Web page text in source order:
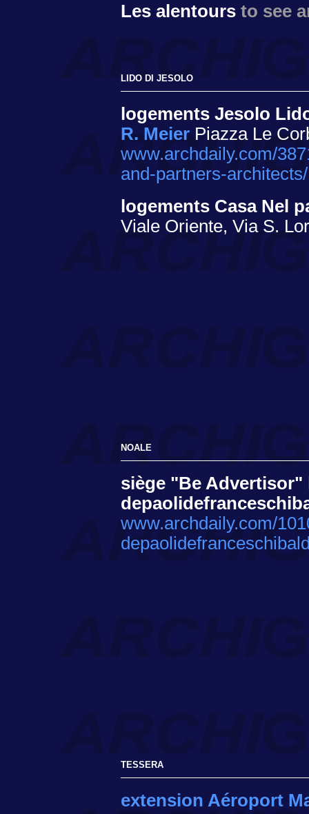
Les alentours to see
LIDO DI JESOLO
logements Jesolo
R. Meier Piazza Le
www.archdaily.com/
and-partners-architects/
logements Casa Nel
Viale Oriente, Via S.
NOALE
siège "Be Advertisor"
www.archdaily.com/
TESSERA
extension Aéroport